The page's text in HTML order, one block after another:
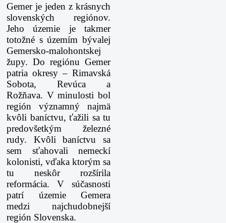
Gemer je jeden z krásnych
slovenských regiónov.
Jeho územie je takmer
totožné s územím bývalej
Gemersko-malohontskej
župy. Do regiónu Gemer
patria okresy – Rimavská
Sobota, Revúca a
Rožňava. V minulosti bol
región významný najmä
kvôli baníctvu, ťažili sa tu
predovšetkým železné
rudy. Kvôli baníctvu sa
sem sťahovali nemeckí
kolonisti, vďaka ktorým sa
tu neskôr rozšírila
reformácia. V súčasnosti
patrí územie Gemera
medzi najchudobnejší
región Slovenska.